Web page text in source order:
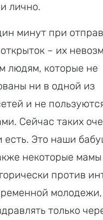
лично.
минут при
– их
людям, которые не
ни в одной из
и не
Сейчас таких
есть. Это наши
некоторые
против
молодежи,
только